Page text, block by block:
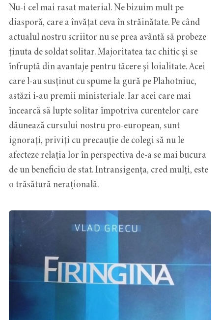
Nu-i cel mai rasat material. Ne bizuim mult pe
diasporă, care a învăţat ceva în străinătate. Pe când
actualul nostru scriitor nu se prea avântă să probeze
ţinuta de soldat solitar. Majoritatea tac chitic şi se
înfruptă din avantaje pentru tăcere şi loialitate. Acei
care l-au susţinut cu spume la gură pe Plahotniuc,
astăzi i-au premii ministeriale. Iar acei care mai
încearcă să lupte solitar împotriva curentelor care
dăunează cursului nostru pro-european, sunt
ignoraţi, priviţi cu precauţie de colegi să nu le
afecteze relaţia lor în perspectiva de-a se mai bucura
de un beneficiu de stat. Intransigența, cred mulţi, este
o trăsătură nerațională.